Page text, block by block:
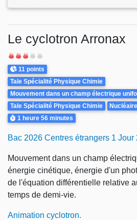
Le cyclotron Arronax
Difficulté
Points
11 points
Theme
Tale Spécialité Physique Chimie
Mouvement dans un champ électrique
Tale Spécialité Physique Chimie
Nucléaire
Durée
1 heure 56 minutes
Bac 2026 Centres étrangers 1 Jour
Mouvement dans un champ
énergie cinétique, énergie d'un
de l'équation différentielle relative
temps de demi-vie.
Animation cyclotron.